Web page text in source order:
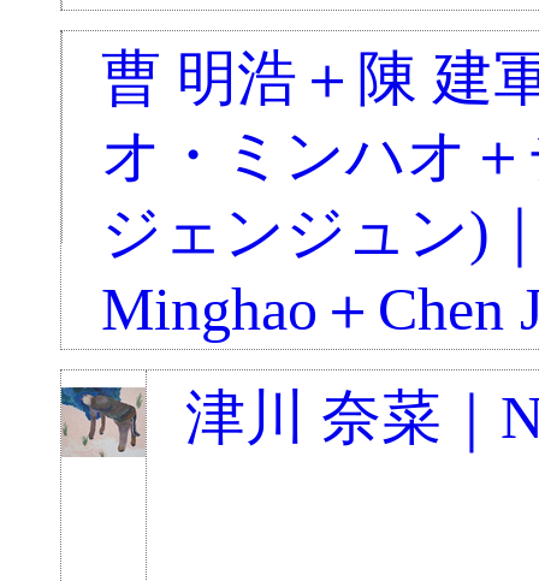
曹 明浩＋陳 建
オ・ミンハオ
ジェンジュン)
Minghao＋Chen
津川 奈菜｜